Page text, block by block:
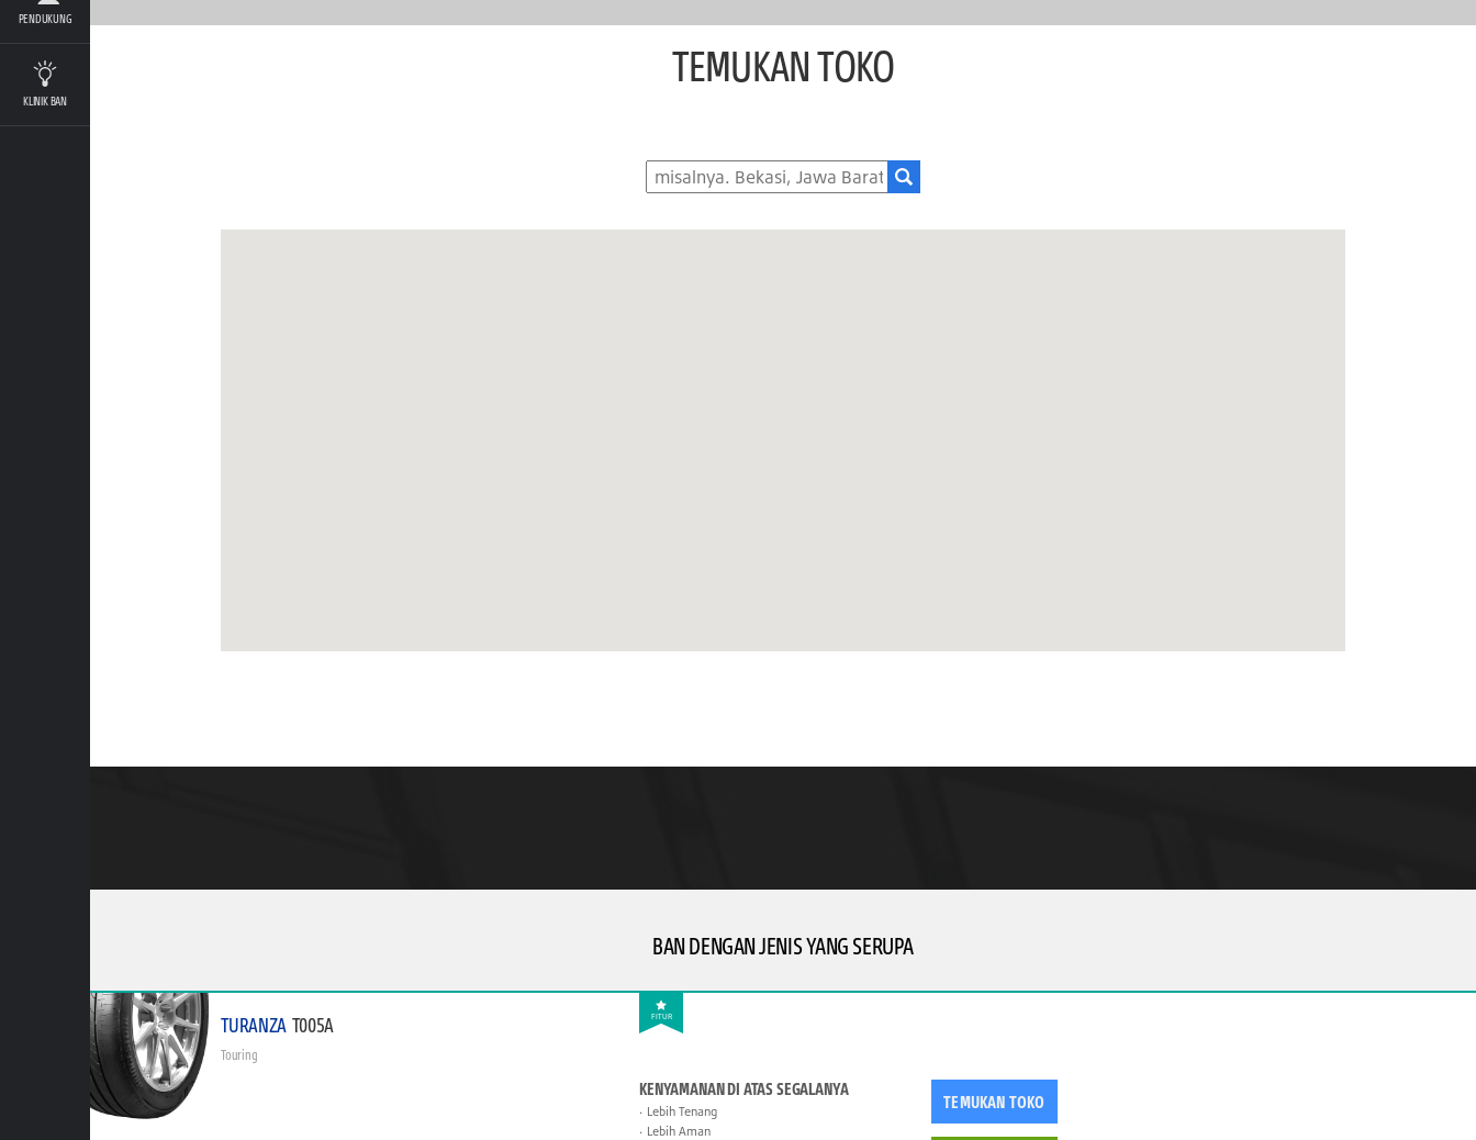
PENDUKUNG
KLINIK BAN
TEMUKAN TOKO
BAN DENGAN JENIS YANG SERUPA
FITUR
TURANZA T005A
Touring
KENYAMANAN DI ATAS SEGALANYA
Lebih Tenang
Lebih Aman
TEMUKAN TOKO